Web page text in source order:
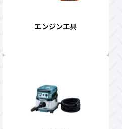
エンジン工具